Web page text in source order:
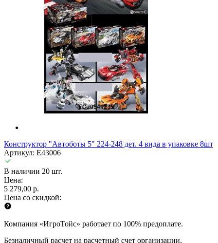
Конструктор "Автоботы 5" 224-248 дет. 4 вида в упаковке 8шт
Артикул: E43006
В наличии 20 шт.
Цена:
5 279,00 р.
Цена со скидкой:
Компания «ИгроТойс» работает по 100% предоплате.
Безналичный расчет на расчетный счет организации.